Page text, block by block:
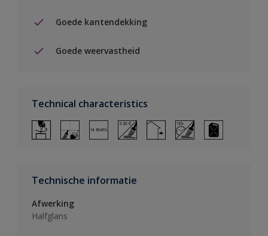
Goede kantendekking
Goede weervastheid
Technical characteristics
Technische informatie
Afwerking
Halfglans